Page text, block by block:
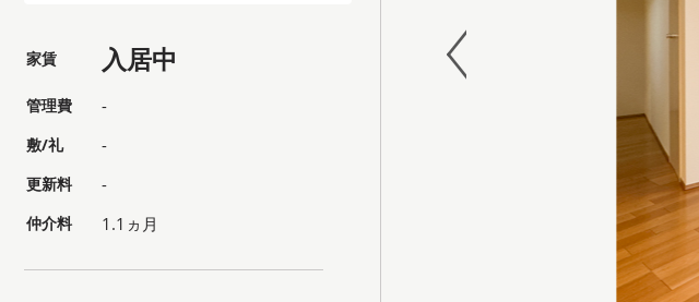
家賃 入居中
管理費 -
敷/礼 -
更新料 -
仲介料 1.1ヵ月